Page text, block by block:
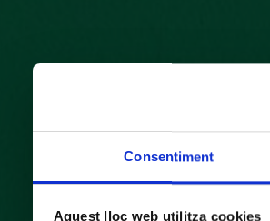
Consentiment
Aquest lloc web utilitza cookies